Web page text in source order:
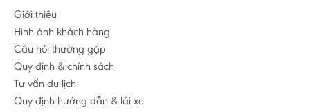
Giới thiệu
Hình ảnh khách hàng
Câu hỏi thường gặp
Quy định & chính sách
Tư vấn du lịch
Quy định hướng dẫn & lái xe